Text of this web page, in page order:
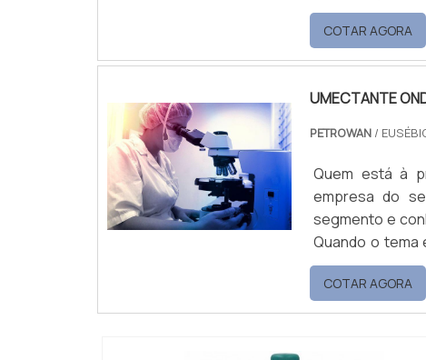
umectante
Petrowan.
o que há de
COTAR AGORA
UMECTANTE
PETROWAN /
Quem está à
empresa do
segmento e
Quando o tema
qualidade com
UMECTANTE ONDE COMPRAR A
proporcionar
COTAR AGORA